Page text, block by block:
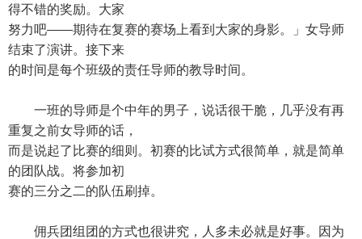
得不错的奖励。大家
努力吧——期待在复赛的赛场上看到大家的身影。」女导师
结束了演讲。接下来
的时间是每个班级的责任导师的教导时间。
一班的导师是个中年的男子，说话很干脆，几乎没有再
重复之前女导师的话，
而是说起了比赛的细则。初赛的比试方式很简单，就是简单
的团队战。将参加初
赛的三分之二的队伍刷掉。
佣兵团组团的方式也很讲究，人多未必就是好事。因为